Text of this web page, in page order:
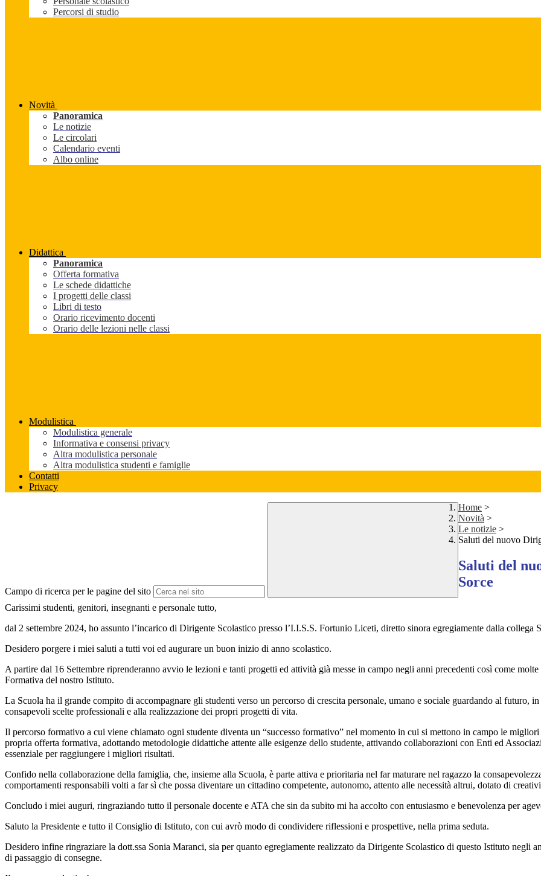
Percorsi di studio
Novità
Panoramica
Le notizie
Le circolari
Calendario eventi
Albo online
Didattica
Panoramica
Offerta formativa
Le schede didattiche
I progetti delle classi
Libri di testo
Orario ricevimento docenti
Orario delle lezioni nelle classi
Modulistica
Modulistica generale
Informativa e consensi privacy
Altra modulistica personale
Altra modulistica studenti e famiglie
Contatti
Privacy
Campo di ricerca per le pagine del sito
Home >
Novità >
Le notizie >
Saluti del nuovo
Saluti del
Sorce
Carissimi studenti, genitori, insegnanti e personale tutto,
dal 2 settembre 2024, ho assunto l’incarico di Dirigente Scolastico presso l’I.I.S.S. Fortunio Liceti, diretto sinora egregiamente dalla collega
Desidero porgere i miei saluti a tutti voi ed augurare un buon inizio di anno scolastico.
A partire dal 16 Settembre riprenderanno avvio le lezioni e tanti progetti ed attività già messe in campo negli anni precedenti così come
Formativa del nostro Istituto.
La Scuola ha il grande compito di accompagnare gli studenti verso un percorso di crescita personale, umano e sociale guardando al futuro,
consapevoli scelte professionali e alla realizzazione dei propri progetti di vita.
Il percorso formativo a cui viene chiamato ogni studente diventa un “successo formativo” nel momento in cui si mettono in campo le
propria offerta formativa, adottando metodologie didattiche attente alle esigenze dello studente, attivando collaborazioni con Enti ed
essenziale per raggiungere i migliori risultati.
Confido nella collaborazione della famiglia, che, insieme alla Scuola, è parte attiva e prioritaria nel far maturare nel ragazzo la
comportamenti responsabili volti a far sì che possa diventare un cittadino competente, autonomo, attento alle necessità altrui, dotato di
Concludo i miei auguri, ringraziando tutto il personale docente e ATA che sin da subito mi ha accolto con entusiasmo e benevolenza per
Saluto la Presidente e tutto il Consiglio di Istituto, con cui avrò modo di condividere riflessioni e prospettive, nella prima seduta.
Desidero infine ringraziare la dott.ssa Sonia Maranci, sia per quanto egregiamente realizzato da Dirigente Scolastico di questo Istituto negli
di passaggio di consegne.